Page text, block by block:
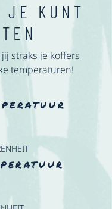
JE KUNT
straks je koffers
temperaturen!